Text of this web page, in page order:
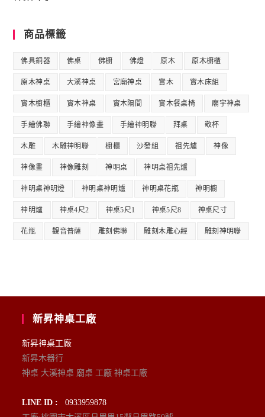
商品標籤
佛具銅器 佛桌 佛櫥 佛燈 原木 原木櫥櫃
原木神桌 大溪神桌 宮廟神桌 實木 實木床組
實木櫥櫃 實木神桌 實木隔間 實木餐桌椅 廟宇神桌
手繪佛聯 手繪神像畫 手繪神明聯 拜桌 敬杯
木雕 木雕神明聯 櫥櫃 沙發組 祖先爐 神像
神像畫 神像雕刻 神明桌 神明桌祖先爐
神明桌神明燈 神明桌神明爐 神明桌花瓶 神明櫥
神明爐 神桌4尺2 神桌5尺1 神桌5尺8 神桌尺寸
花瓶 觀音普薩 雕刻佛聯 雕刻木雕心經 雕刻神明聯
新昇神桌工廠
新昇神桌工廠
新昇木器行
神桌 大溪神桌 廟桌 工廠 神桌工廠
LINE ID :
0933959878